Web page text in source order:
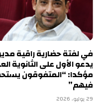
في لفتة حضارية راقية
يدعو الأول على الثانوية
مؤكدا: “المتفوقون
فيهم”
29 يوليو، 2026